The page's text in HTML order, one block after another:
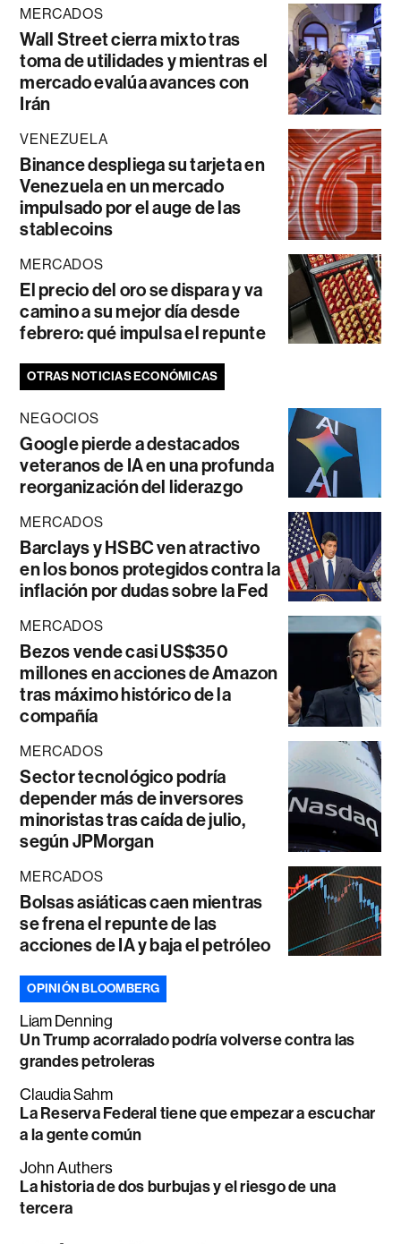
MERCADOS
Wall Street cierra mixto tras
toma de utilidades y mientras el
mercado evalúa avances con
Irán
VENEZUELA
Binance despliega su tarjeta en
Venezuela en un mercado
impulsado por el auge de las
stablecoins
MERCADOS
El precio del oro se dispara y va
camino a su mejor día desde
febrero: qué impulsa el repunte
OTRAS NOTICIAS ECONÓMICAS
NEGOCIOS
Google pierde a destacados
veteranos de IA en una profunda
reorganización del liderazgo
MERCADOS
Barclays y HSBC ven atractivo
en los bonos protegidos contra la
inflación por dudas sobre la Fed
MERCADOS
Bezos vende casi US$350
millones en acciones de Amazon
tras máximo histórico de la
compañía
MERCADOS
Sector tecnológico podría
depender más de inversores
minoristas tras caída de julio,
según JPMorgan
MERCADOS
Bolsas asiáticas caen mientras
se frena el repunte de las
acciones de IA y baja el petróleo
OPINIÓN BLOOMBERG
Liam Denning
Un Trump acorralado podría volverse contra las
grandes petroleras
Claudia Sahm
La Reserva Federal tiene que empezar a escuchar
a la gente común
John Authers
La historia de dos burbujas y el riesgo de una
tercera